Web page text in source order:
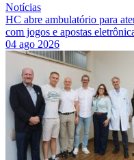
Notícias
HC abre ambulatório para
com jogos e apostas
04 ago 2026